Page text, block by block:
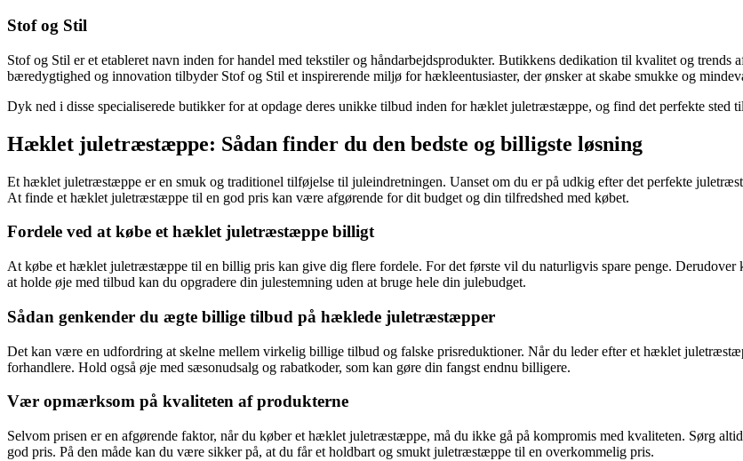
Stof og Stil
Stof og Stil er et etableret navn inden for handel med tekstiler og håndarbejdsprodukter. Butikkens dedikation til kvalitet og trends
bæredygtighed og innovation tilbyder Stof og Stil et inspirerende miljø for hækleentusiaster, der ønsker at skabe smukke og
Dyk ned i disse specialiserede butikker for at opdage deres unikke tilbud inden for hæklet juletræstæppe, og find det perfekte sted
Hæklet juletræstæppe: Sådan finder du den bedste og billigste løsning
Et hæklet juletræstæppe er en smuk og traditionel tilføjelse til juleindretningen. Uanset om du er på udkig efter det perfekte
At finde et hæklet juletræstæppe til en god pris kan være afgørende for dit budget og din tilfredshed med købet.
Fordele ved at købe et hæklet juletræstæppe billigt
At købe et hæklet juletræstæppe til en billig pris kan give dig flere fordele. For det første vil du naturligvis spare penge. Derudover
at holde øje med tilbud kan du opgradere din julestemning uden at bruge hele din julebudget.
Sådan genkender du ægte billige tilbud på hæklede juletræstæpper
Det kan være en udfordring at skelne mellem virkelig billige tilbud og falske prisreduktioner. Når du leder efter et hæklet
forhandlere. Hold også øje med sæsonudsalg og rabatkoder, som kan gøre din fangst endnu billigere.
Vær opmærksom på kvaliteten af ​​produkterne
Selvom prisen er en afgørende faktor, når du køber et hæklet juletræstæppe, må du ikke gå på kompromis med kvaliteten. Sørg
god pris. På den måde kan du være sikker på, at du får et holdbart og smukt juletræstæppe til en overkommelig pris.